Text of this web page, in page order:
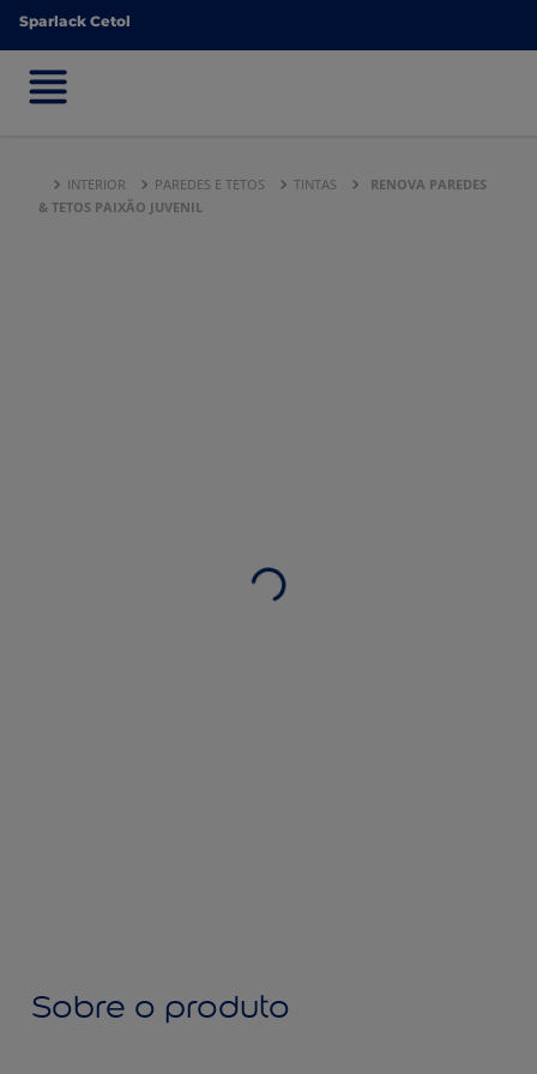
Sparlack Cetol
Sparlack Cetol
INTERIOR PAREDES E TETOS TINTAS
RENOVA PAREDES
& TETOS PAIXÃO JUVENIL
Sobre o produto